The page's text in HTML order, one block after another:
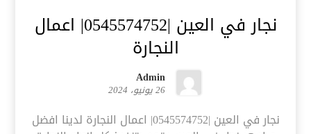
نجار في العين |0545574752| اعمال
النجارة
Admin
26 يونيو، 2024
نجار في العين |0545574752| اعمال النجارة لدينا افضل